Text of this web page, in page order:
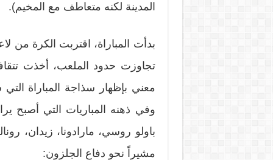
المدينة لكنه متعاطف مع المخيم).
بدأت المباراة، اقتربت الكرة من
تجاوزت حدود الملعب، أخذت
معني بإظهار سذاجة المباراة
وفي ذهنه المباريات التي أصبح
باولو روسي، مارادونا، زيدان،
مشيراً نحو دفاع الجلزون: